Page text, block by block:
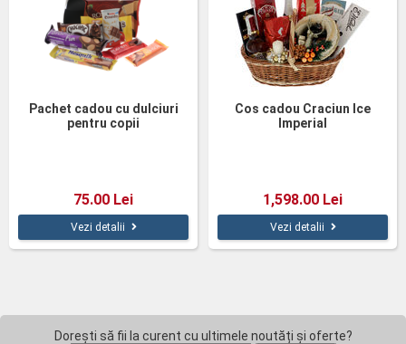
Pachet cadou cu dulciuri
pentru copii
75.00 Lei
Vezi detalii
Cos cadou Craciun Ice
Imperial
1,598.00 Lei
Vezi detalii
Dorești să fii la curent cu ultimele noutăți și oferte?